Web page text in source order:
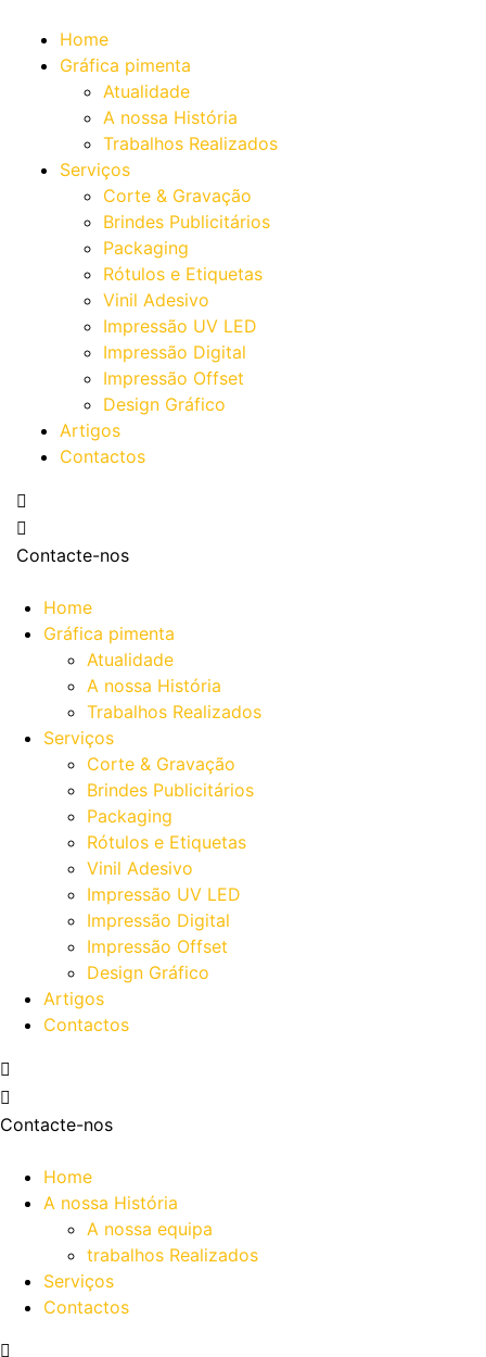
Home
Gráfica pimenta
Atualidade
A nossa História
Trabalhos Realizados
Serviços
Corte & Gravação
Brindes Publicitários
Packaging
Rótulos e Etiquetas
Vinil Adesivo
Impressão UV LED
Impressão Digital
Impressão Offset
Design Gráfico
Artigos
Contactos
Contacte-nos
Home
Gráfica pimenta
Atualidade
A nossa História
Trabalhos Realizados
Serviços
Corte & Gravação
Brindes Publicitários
Packaging
Rótulos e Etiquetas
Vinil Adesivo
Impressão UV LED
Impressão Digital
Impressão Offset
Design Gráfico
Artigos
Contactos
Contacte-nos
Home
A nossa História
A nossa equipa
trabalhos Realizados
Serviços
Contactos